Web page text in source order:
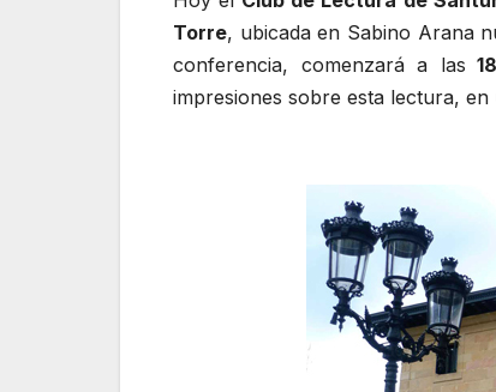
Torre, ubicada en Sabino Arana
conferencia, comenzará a las
impresiones sobre esta lectura,